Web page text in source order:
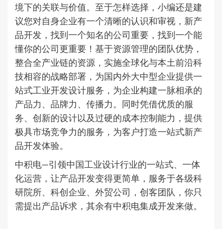
境下的关联与价值。至于怎样选择，小编还是建
议您对自身企业有一个清晰的认识和审视，新产
品开发，找到一个知名的公司重要，找到一个能
懂你的公司更重要！基于资源管理的团队优势，
整合全产业链的资源，实施全球化与本土前沿科
技相容的战略部署，为国内外大中型企业提供一
站式工业开发设计服务，为企业构建一脉相承的
产品力、品牌力、传播力。同时凭借优质的服
务、创新的设计以及过硬的成本控制能力，提供
极具市场竞争力的服务，为客户打造一站式新产
品开发体验。
中积电—引领中国工业设计行业的一站式、一体
化运营，让产品开发变得更简单，服务于各级科
研院所、科创企业、外贸公司，创客团队，你只
需提出产品诉求，其余有中积电集成开发来做。